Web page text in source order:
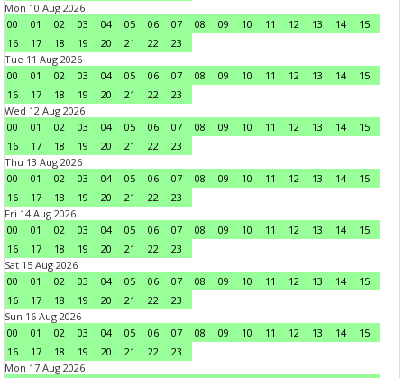
Mon 10 Aug 2026
00
01 02 03 04 05 06 07 08 09 10 11 12 13 14
15
16
17 18 19 20 21 22
23
Tue 11 Aug 2026
00
01 02 03 04 05 06 07 08 09 10 11 12 13 14
15
16
17 18 19 20 21 22
23
Wed 12 Aug 2026
00
01 02 03 04 05 06 07 08 09 10 11 12 13 14
15
16
17 18 19 20 21 22
23
Thu 13 Aug 2026
00
01 02 03 04 05 06 07 08 09 10 11 12 13 14
15
16
17 18 19 20 21 22
23
Fri 14 Aug 2026
00
01 02 03 04 05 06 07 08 09 10 11 12 13 14
15
16
17 18 19 20 21 22
23
Sat 15 Aug 2026
00
01 02 03 04 05 06 07 08 09 10 11 12 13 14
15
16
17 18 19 20 21 22
23
Sun 16 Aug 2026
00
01 02 03 04 05 06 07 08 09 10 11 12 13 14
15
16
17 18 19 20 21 22
23
Mon 17 Aug 2026